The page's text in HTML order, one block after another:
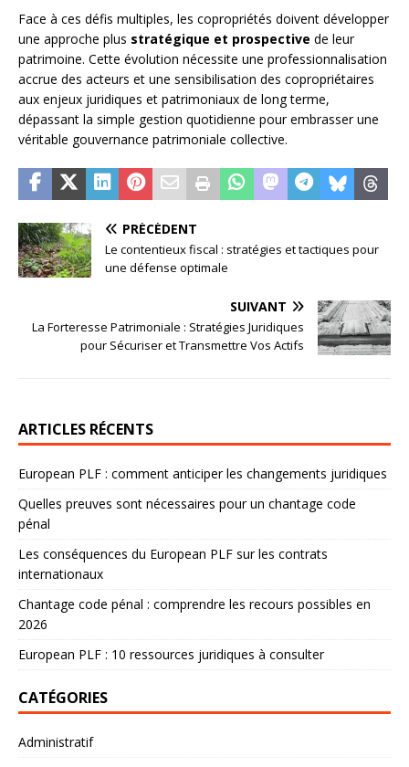
Face à ces défis multiples, les copropriétés doivent développer
une approche plus stratégique et prospective de leur
patrimoine. Cette évolution nécessite une professionnalisation
accrue des acteurs et une sensibilisation des copropriétaires
aux enjeux juridiques et patrimoniaux de long terme,
dépassant la simple gestion quotidienne pour embrasser une
véritable gouvernance patrimoniale collective.
PRÉCÉDENT
Le contentieux fiscal : stratégies et tactiques pour
une défense optimale
SUIVANT
La Forteresse Patrimoniale : Stratégies Juridiques
pour Sécuriser et Transmettre Vos Actifs
ARTICLES RÉCENTS
European PLF : comment anticiper les changements juridiques
Quelles preuves sont nécessaires pour un chantage code
pénal
Les conséquences du European PLF sur les contrats
internationaux
Chantage code pénal : comprendre les recours possibles en
2026
European PLF : 10 ressources juridiques à consulter
CATÉGORIES
Administratif